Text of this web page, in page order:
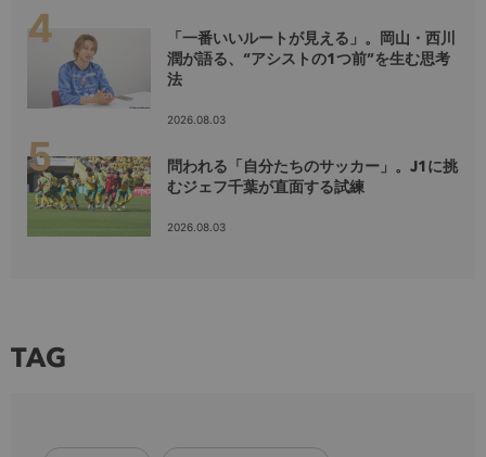
「一番いいルートが見える」。岡山・西川
潤が語る、“アシストの1つ前”を生む思考
法
2026.08.03
問われる「自分たちのサッカー」。J1に挑
むジェフ千葉が直面する試練
2026.08.03
TAG